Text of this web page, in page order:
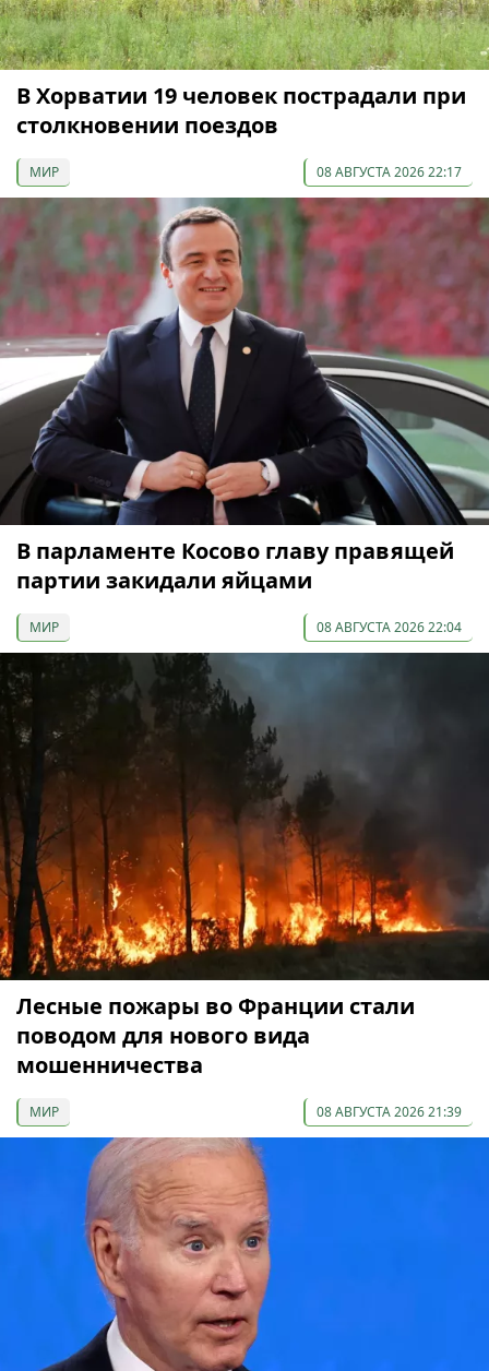
В Хорватии 19 человек пострадали при
столкновении поездов
МИР 08 АВГУСТА 2026 22:17
В парламенте Косово главу правящей
партии закидали яйцами
МИР 08 АВГУСТА 2026 22:04
Лесные пожары во Франции стали
поводом для нового вида
мошенничества
МИР 08 АВГУСТА 2026 21:39